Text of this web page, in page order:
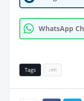
WhatsApp
Tags খেলা